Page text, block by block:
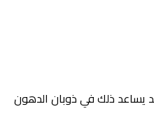
ذلك في ذوبان الدهون